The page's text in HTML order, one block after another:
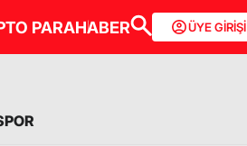
PARAHABER ÜYE GİRİŞİ